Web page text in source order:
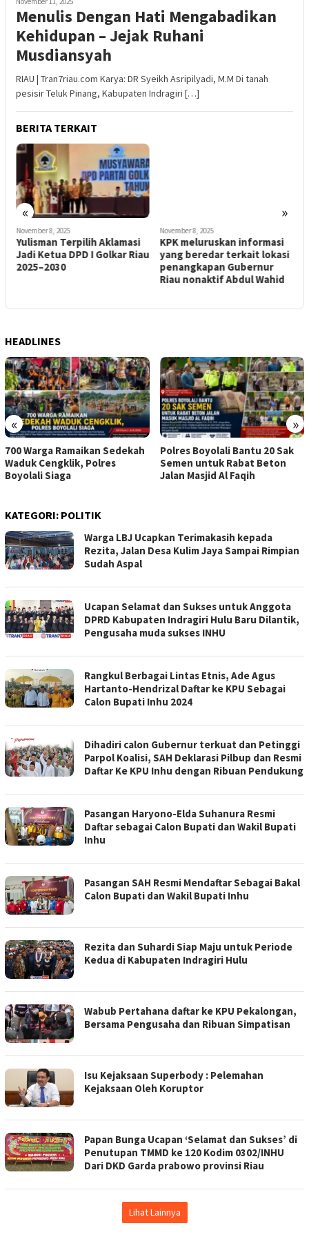
Menulis Dengan Hati Mengabadikan
Kehidupan – Jejak Ruhani
Musdiansyah
RIAU | Tran7riau.com Karya: DR Syeikh Asripilyadi, M.M Di tanah
pesisir Teluk Pinang, Kabupaten Indragiri […]
BERITA TERKAIT
« »
November 8, 2025
Yulisman Terpilih Aklamasi
Jadi Ketua DPD I Golkar Riau
2025–2030
November 8, 2025
KPK meluruskan informasi
yang beredar terkait lokasi
penangkapan Gubernur
Riau nonaktif Abdul Wahid
HEADLINES
« »
700 Warga Ramaikan Sedekah
Waduk Cengklik, Polres
Boyolali Siaga
Polres Boyolali Bantu 20 Sak
Semen untuk Rabat Beton
Jalan Masjid Al Faqih
KATEGORI: POLITIK
Warga LBJ Ucapkan Terimakasih kepada
Rezita, Jalan Desa Kulim Jaya Sampai Rimpian
Sudah Aspal
Ucapan Selamat dan Sukses untuk Anggota
DPRD Kabupaten Indragiri Hulu Baru Dilantik,
Pengusaha muda sukses INHU
Rangkul Berbagai Lintas Etnis, Ade Agus
Hartanto-Hendrizal Daftar ke KPU Sebagai
Calon Bupati Inhu 2024
Dihadiri calon Gubernur terkuat dan Petinggi
Parpol Koalisi, SAH Deklarasi Pilbup dan Resmi
Daftar Ke KPU Inhu dengan Ribuan Pendukung
Pasangan Haryono-Elda Suhanura Resmi
Daftar sebagai Calon Bupati dan Wakil Bupati
Inhu
Pasangan SAH Resmi Mendaftar Sebagai Bakal
Calon Bupati dan Wakil Bupati Inhu
Rezita dan Suhardi Siap Maju untuk Periode
Kedua di Kabupaten Indragiri Hulu
Wabub Pertahana daftar ke KPU Pekalongan,
Bersama Pengusaha dan Ribuan Simpatisan
Isu Kejaksaan Superbody : Pelemahan
Kejaksaan Oleh Koruptor
Papan Bunga Ucapan ‘Selamat dan Sukses’ di
Penutupan TMMD ke 120 Kodim 0302/INHU
Dari DKD Garda prabowo provinsi Riau
Lihat Lainnya